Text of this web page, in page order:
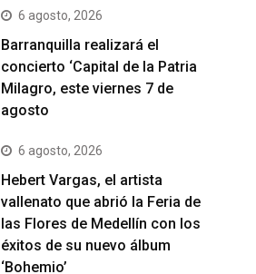
6 agosto, 2026
Barranquilla realizará el
concierto ‘Capital de la Patria
Milagro, este viernes 7 de
agosto
6 agosto, 2026
Hebert Vargas, el artista
vallenato que abrió la Feria de
las Flores de Medellín con los
éxitos de su nuevo álbum
‘Bohemio’